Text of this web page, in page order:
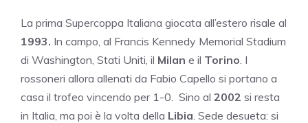
La prima Supercoppa Italiana giocata all’estero risale al
1993. In campo, al Francis Kennedy Memorial Stadium
di Washington, Stati Uniti, il Milan e il Torino . I
rossoneri allora allenati da Fabio Capello si portano a
casa il trofeo vincendo per 1-0. Sino al 2002 si resta
in Italia, ma poi è la volta della Libia . Sede desueta: si